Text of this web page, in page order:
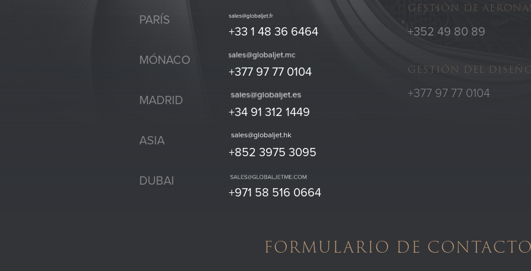
PARÍS
+33 1 48 36 6464
MÓNACO
+377 97 77 0104
MADRID
+34 91 312 1449
ASIA
+852 3975 3095
DUBAI
+971 58 516 0664
GESTIÓN DE
+352 49 80 89
GESTIÓN DEL
+377 97 77 0104
FORMULARIO DE